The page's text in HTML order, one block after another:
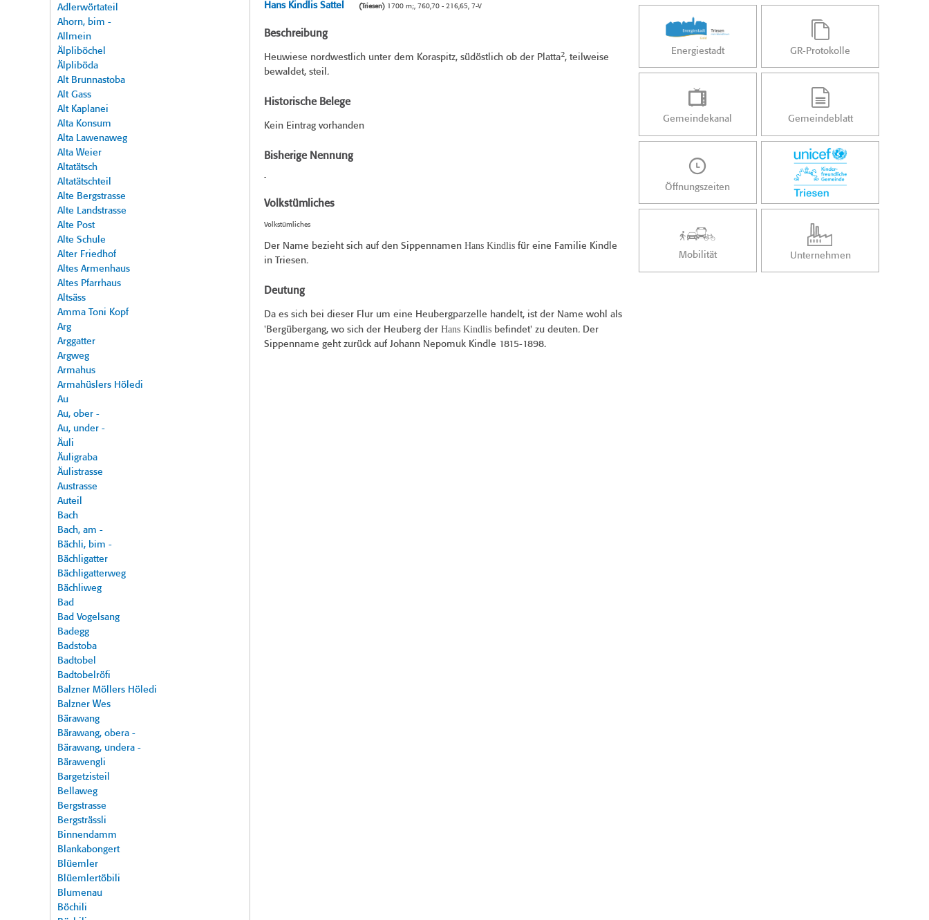
Adlerwörtateil
Ahorn, bim -
Allmein
Älpliböchel
Älpliböda
Alt Brunnastoba
Alt Gass
Alt Kaplanei
Alta Konsum
Alta Lawenaweg
Alta Weier
Altatätsch
Altatätschteil
Alte Bergstrasse
Alte Landstrasse
Alte Post
Alte Schule
Alter Friedhof
Altes Armenhaus
Altes Pfarrhaus
Altsäss
Amma Toni Kopf
Arg
Arggatter
Argweg
Armahus
Armahüslers Höledi
Au
Au, ober -
Au, under -
Äuli
Äuligraba
Äulistrasse
Austrasse
Auteil
Bach
Bach, am -
Bächli, bim -
Bächligatter
Bächligatterweg
Bächliweg
Bad
Bad Vogelsang
Badegg
Badstoba
Badtobel
Badtobelröfi
Balzner Möllers Höledi
Balzner Wes
Bärawang
Bärawang, obera -
Bärawang, undera -
Bärawengli
Bargetzisteil
Bellaweg
Bergstrasse
Bergsträssli
Binnendamm
Blankabongert
Blüemler
Blüemlertöbili
Blumenau
Böchili
Hans Kindlis Sattel (Triesen)1700 m;, 760,70 - 216,65, 7-V
Beschreibung
Heuwiese nordwestlich unter dem Koraspitz, südöstlich ob der Platta2, teilweise
bewaldet, steil.
Historische Belege
Kein Eintrag vorhanden
Bisherige Nennung
-
Volkstümliches
Volkstümliches
Der Name bezieht sich auf den Sippennamen Hans Kindlisfür eine Familie Kindle
in Triesen.
Deutung
Da es sich bei dieser Flur um eine Heubergparzelle handelt, ist der Name wohl als
'Bergübergang, wo sich der Heuberg der Hans Kindlisbefindet' zu deuten. Der
Sippenname geht zurück auf Johann Nepomuk Kindle 1815-1898.
Energiestadt GR-Protokolle
Gemeindekanal Gemeindeblatt
Öffnungszeiten
Mobilität Unternehmen